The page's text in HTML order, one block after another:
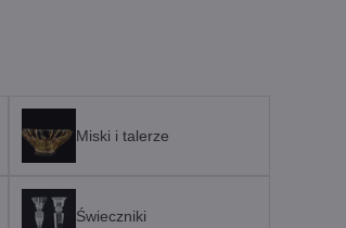
Miski i talerze
Świeczniki